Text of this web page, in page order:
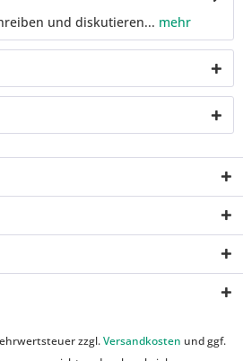
und diskutieren... mehr
zzgl.Versandkosten und ggf.